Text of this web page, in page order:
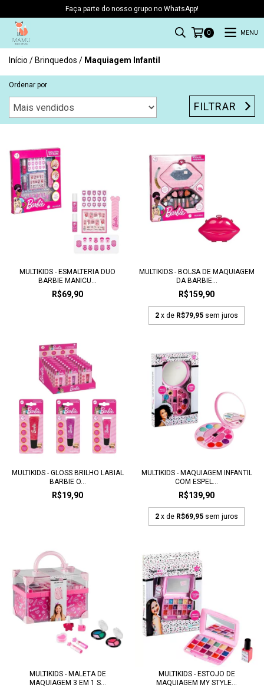
Faça parte do nosso grupo no WhatsApp!
0 MENU
Início / Brinquedos / Maquiagem Infantil
Ordenar por
FILTRAR
MULTIKIDS - ESMALTERIA DUO
BARBIE MANICU...
R$69,90
MULTIKIDS - BOLSA DE MAQUIAGEM
DA BARBIE...
R$159,90
2 x de R$79,95 sem juros
MULTIKIDS - GLOSS BRILHO LABIAL
BARBIE O...
R$19,90
MULTIKIDS - MAQUIAGEM INFANTIL
COM ESPEL...
R$139,90
2 x de R$69,95 sem juros
MULTIKIDS - MALETA DE
MAQUIAGEM 3 EM 1 S...
MULTIKIDS - ESTOJO DE
MAQUIAGEM MY STYLE...